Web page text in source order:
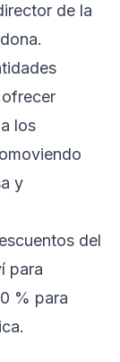
de la
los
y
del
para
% para